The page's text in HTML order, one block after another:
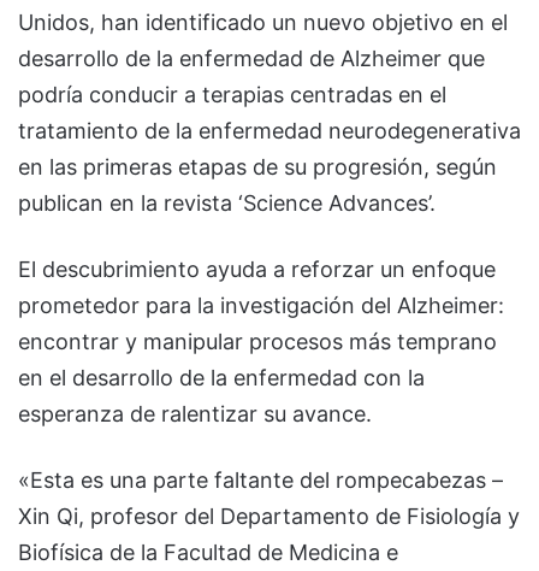
Unidos, han identificado un nuevo objetivo en el
desarrollo de la enfermedad de Alzheimer que
podría conducir a terapias centradas en el
tratamiento de la enfermedad neurodegenerativa
en las primeras etapas de su progresión, según
publican en la revista ‘Science Advances’.
El descubrimiento ayuda a reforzar un enfoque
prometedor para la investigación del Alzheimer:
encontrar y manipular procesos más temprano
en el desarrollo de la enfermedad con la
esperanza de ralentizar su avance.
«Esta es una parte faltante del rompecabezas –
Xin Qi, profesor del Departamento de Fisiología y
Biofísica de la Facultad de Medicina e